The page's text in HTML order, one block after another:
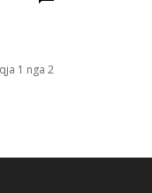
1 nga 2